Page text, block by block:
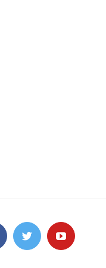
FacebookTwitter YouTube